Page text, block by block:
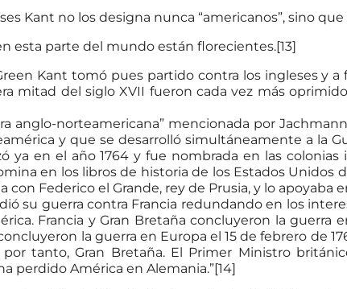
Kant no los designa nunca “americanos”, sino
esta parte del mundo están florecientes.[13]
Kant tomó pues partido contra los ingleses y
mitad del siglo XVII fueron cada vez más
anglo-norteamericana” mencionada por
y que se desarrolló simultáneamente a la
ya en el año 1764 y fue nombrada en las
en los libros de historia de los Estados
con Federico el Grande, rey de Prusia, y lo apoyaba
su guerra contra Francia redundando en los
Francia y Gran Bretaña concluyeron la
la guerra en Europa el 15 de febrero de
tanto, Gran Bretaña. El Primer Ministro
perdido América en Alemania.”[14]